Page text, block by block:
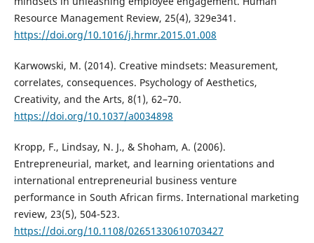
Resource Management Review, 25(4), 329e341.
https://doi.org/10.1016/j.hrmr.2015.01.008
Karwowski, M. (2014). Creative mindsets: Measurement,
correlates, consequences. Psychology of Aesthetics,
Creativity, and the Arts, 8(1), 62–70.
https://doi.org/10.1037/a0034898
Kropp, F., Lindsay, N. J., & Shoham, A. (2006).
Entrepreneurial, market, and learning orientations and
international entrepreneurial business venture
performance in South African firms. International marketing
review, 23(5), 504-523.
https://doi.org/10.1108/02651330610703427